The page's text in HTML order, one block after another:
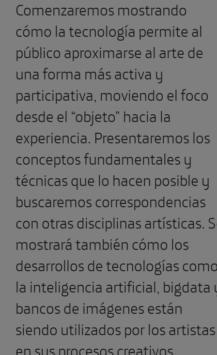
Comenzaremos mostrando
cómo la tecnología permite al
público aproximarse al arte de
una forma más activa y
participativa, moviendo el foco
desde el “objeto” hacia la
experiencia. Presentaremos los
conceptos fundamentales y
técnicas que lo hacen posible y
buscaremos correspondencias
con otras disciplinas artísticas.
mostrará también cómo los
desarrollos de tecnologías
la inteligencia artificial, bigdata
bancos de imágenes están
siendo utilizados por los artistas
en sus procesos creativos,